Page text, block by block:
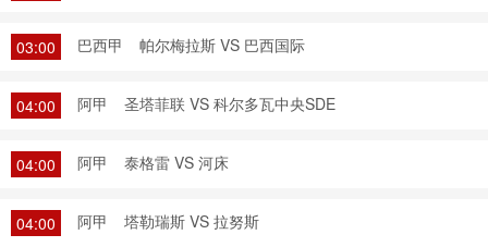
03:00 巴西甲 帕尔梅拉斯 VS 巴西国际
04:00 阿甲 圣塔菲联 VS 科尔多瓦中央SDE
04:00 阿甲 泰格雷 VS 河床
04:00 阿甲 塔勒瑞斯 VS 拉努斯